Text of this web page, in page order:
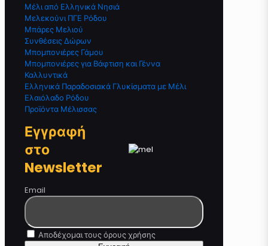
Μέλι από Ελληνικά Νησιά
Μελεκούνι ΠΓΕ Ρόδου
Μπάρες Μελιού
Συνθέσεις Δώρων
Μπομπονιέρες Γάμου
Μπομπονιέρες για Βάφτιση και Γέννα
Καλλυντικά
Ελληνικά Παραδοσιακά Γλυκίσματα με Μέλι
Ελαιόλαδο Ρόδου
Προϊόντα Μέλισσας
Εγγραφή
στο
Newsletter
Email
Αποδέχομαι τους όρους χρήσης